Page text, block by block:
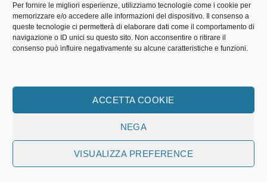
Per fornire le migliori esperienze, utilizziamo tecnologie come i cookie per
memorizzare e/o accedere alle informazioni del dispositivo. Il consenso a
queste tecnologie ci permetterà di elaborare dati come il comportamento di
navigazione o ID unici su questo sito. Non acconsentire o ritirare il
consenso può influire negativamente su alcune caratteristiche e funzioni.
ACCETTA COOKIE
NEGA
VISUALIZZA PREFERENCE
CATALOGO
Mongolfiera Nera Media (18
cm)
€83,00 €66,40
AGGIUNGI AL CARRELLO